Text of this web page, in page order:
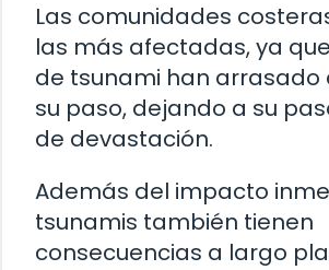
Las comunidades
las más afectadas, ya
de tsunami han arrasado
su paso, dejando a su
de devastación.
Además del impacto
tsunamis también tienen
consecuencias a largo